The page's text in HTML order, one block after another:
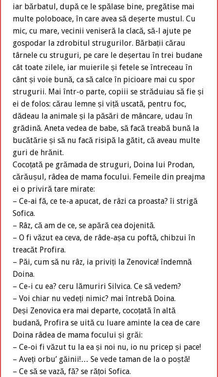
iar bărbatul, după ce le spălase bine, pregătise mai
multe poloboace, în care avea să deșerte mustul. Cu
mic, cu mare, vecinii veniseră la clacă, să-l ajute pe
gospodar la zdrobitul strugurilor. Bărbații cărau
târnele cu struguri, pe care le deșertau în trei budane
cât toate zilele, iar muierile și fetele se întreceau în
cânt și voie bună, ca să calce în picioare mai cu spor
strugurii. Mai într-o parte, copiii se străduiau să fie și
ei de folos: cărau lemne și viță uscată, pentru foc,
dădeau la animale și la păsări de mâncare, udau în
grădină. Aneta vedea de babe, să facă treabă bună la
bucătărie și să nu facă risipă la gătit, că aveau multe
guri de hrănit.
Cocoțată pe grămada de struguri, Doina lui Prodan,
cărăușul, râdea de mama focului. Femeile din preajma
ei o priviră tare mirate:
– Ce-ai fă, ce te-a apucat, de râzi ca proasta? îi strigă
Sofica.
– Râz, că am de ce, se apără cea dojenită.
– O fi văzut ea ceva, de râde-așa cu poftă, chibzui în
treacăt Profira.
– Păi, cum să nu râz, ia priviți la Zenovica! îndemnă
Doina.
– Ce-i cu ea? ceru lămuriri Silvica. Ce să vedem?
– Voi chiar nu vedeți nimic? mai întrebă Doina.
Deși Zenovica era mai departe, cocoțată în altă
budană, Profira se uită cu luare aminte la cea de care
Doina râdea de mama focului și grăi:
– Ce-oi fi văzut tu la ea și noi nu, io nu pricep și pace!
– Aveți orbu’ găinii!… Se vede taman de la o poștă!
– Ce să se vază, fă? se rățoi Sofica.